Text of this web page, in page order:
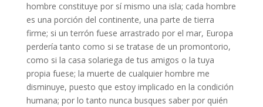
hombre constituye por sí mismo una isla; cada hombre
es una porción del continente, una parte de tierra
firme; si un terrón fuese arrastrado por el mar, Europa
perdería tanto como si se tratase de un promontorio,
como si la casa solariega de tus amigos o la tuya
propia fuese; la muerte de cualquier hombre me
disminuye, puesto que estoy implicado en la condición
humana; por lo tanto nunca busques saber por quién